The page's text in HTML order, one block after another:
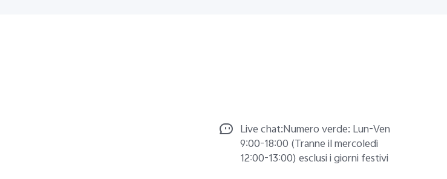
Live chat:Numero verde: Lun-Ven
9:00-18:00 (Tranne il mercoledì
12:00-13:00) esclusi i giorni festivi